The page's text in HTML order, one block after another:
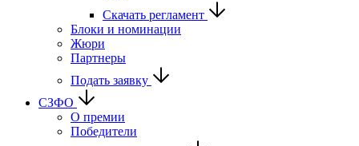
Скачать регламент
Блоки и номинации
Жюри
Партнеры
Подать заявку
СЗФО
О премии
Победители